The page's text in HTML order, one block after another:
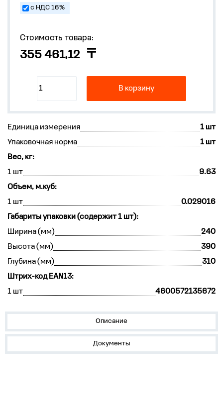
с НДС 16%
Стоимость товара:
355 461,12
В корзину
Единица измерения
1 шт
Упаковочная норма
1 шт
Вес, кг:
1 шт
9.63
Объем, м.куб:
1 шт
0.029016
Габариты упаковки (содержит 1 шт):
Ширина (мм)
240
Высота (мм)
390
Глубина (мм)
310
Штрих-код EAN13:
1 шт
4600572135672
Описание
Документы